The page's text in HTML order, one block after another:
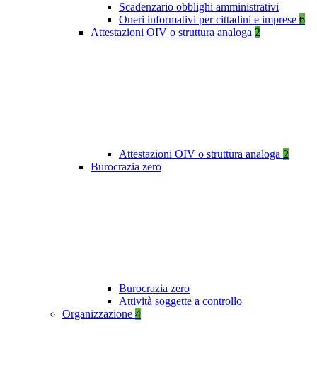
Scadenzario obblighi amministrativi
Oneri informativi per cittadini e imprese 6
Attestazioni OIV o struttura analoga 2
Attestazioni OIV o struttura analoga 2
Burocrazia zero
Burocrazia zero
Attività soggette a controllo
Organizzazione 4